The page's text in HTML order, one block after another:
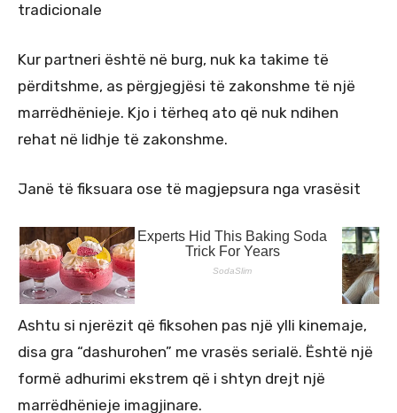
tradicionale
Kur partneri është në burg, nuk ka takime të
përditshme, as përgjegjësi të zakonshme të një
marrëdhënieje. Kjo i tërheq ato që nuk ndihen
rehat në lidhje të zakonshme.
Janë të fiksuara ose të magjepsura nga vrasësit
Ashtu si njerëzit që fiksohen pas një ylli kinemaje,
disa gra “dashurohen” me vrasës serialë. Është një
formë adhurimi ekstrem që i shtyn drejt një
marrëdhënieje imagjinare.